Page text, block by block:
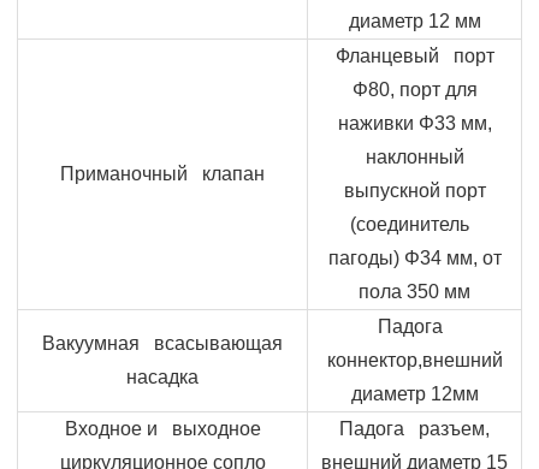
диаметр 12 мм
Приманочный клапан
Фланцевый порт
Φ80, порт для
наживки Φ33 мм,
наклонный
выпускной порт
(соединитель
пагоды) Φ34 мм, от
пола 350 мм
Вакуумная всасывающая
насадка
Падога
коннектор,внешний
диаметр 12мм
Входное и выходное
циркуляционное сопло
Падога разъем,
внешний диаметр 15